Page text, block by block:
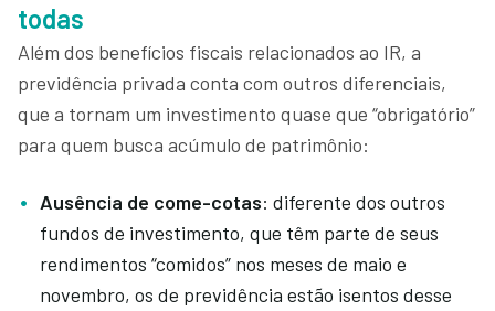
todas
Além dos benefícios fiscais relacionados ao IR, a
previdência privada conta com outros diferenciais,
que a tornam um investimento quase que “obrigatório”
para quem busca acúmulo de patrimônio:
Ausência de come-cotas: diferente dos outros
fundos de investimento, que têm parte de seus
rendimentos “comidos” nos meses de maio e
novembro, os de previdência estão isentos desse